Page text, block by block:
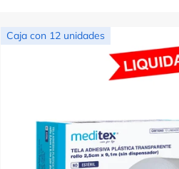
Caja con 12 unidades